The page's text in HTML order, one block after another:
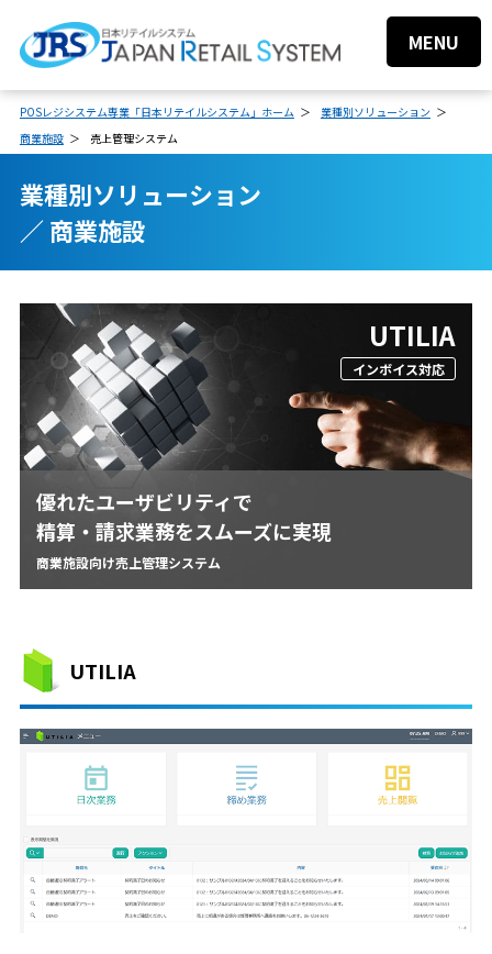
MENU
POSレジシステム専業「日本リテイルシステム」ホーム
業種別ソリューション
商業施設
売上管理システム
業種別ソリューション
／ 商業施設
UTILIA
インボイス対応
優れたユーザビリティで
精算・請求業務をスムーズに実現
商業施設向け売上管理システム
UTILIA